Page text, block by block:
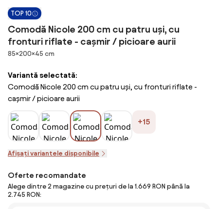
TOP 10
Comodă Nicole 200 cm cu patru uși, cu
fronturi riflate - cașmir / picioare aurii
Dimensiuni
85×200×45 cm
Variantă selectată:
Comodă Nicole 200 cm cu patru uși, cu fronturi riflate -
cașmir / picioare aurii
+15
Afișați variantele disponibile
Oferte recomandate
Alege dintre 2 magazine cu prețuri de la 1.669 RON până la
2.745 RON: